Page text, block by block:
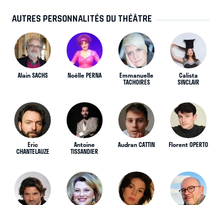
AUTRES PERSONNALITÉS DU THÉÂTRE
Alain SACHS Noëlle PERNA Emmanuelle
TACHOIRES
Calista
SINCLAIR
Eric
CHANTELAUZE
Antoine
TISSANDIER
Audran CATTIN Florent OPERTO